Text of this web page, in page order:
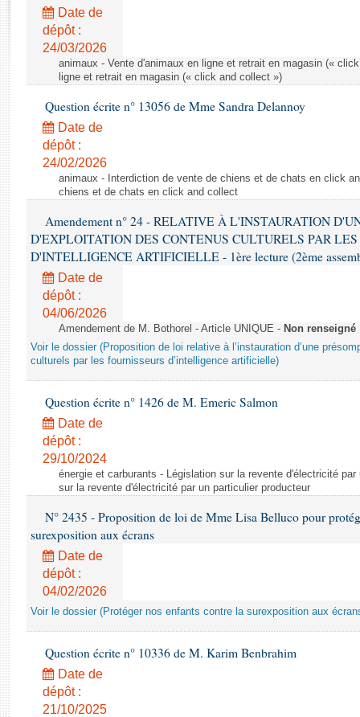
Rapports législatifs
Rapports sur l'application des lois
Baromètre de l’application des lois
Dossiers législatifs
Budget et sécurité sociale
Questions écrites et orales
Comptes rendus des débats
Date de
dépôt :
24/03/2026
animaux - Vente d'animaux en ligne et retrait en magasin («
ligne et retrait en magasin (« click and collect »)
Question écrite n° 13056 de Mme Sandra Delannoy
Date de
dépôt :
24/02/2026
animaux - Interdiction de vente de chiens et de chats en click
chiens et de chats en click and collect
Amendement n° 24 - RELATIVE À L'INSTAURATION
D'EXPLOITATION DES CONTENUS CULTURELS PAR LES
D'INTELLIGENCE ARTIFICIELLE - 1ère lecture (2ème
Date de
dépôt :
04/06/2026
Amendement de M. Bothorel - Article UNIQUE - Non renseigné
Voir le dossier (Proposition de loi relative à l’instauration d’une
culturels par les fournisseurs d’intelligence artificielle)
Question écrite n° 1426 de M. Emeric Salmon
Date de
dépôt :
29/10/2024
énergie et carburants - Législation sur la revente d'électricité
sur la revente d'électricité par un particulier producteur
N° 2435 - Proposition de loi de Mme Lisa Belluco pour
surexposition aux écrans
Date de
dépôt :
04/02/2026
Voir le dossier (Protéger nos enfants contre la surexposition aux
Question écrite n° 10336 de M. Karim Benbrahim
Date de
dépôt :
21/10/2025